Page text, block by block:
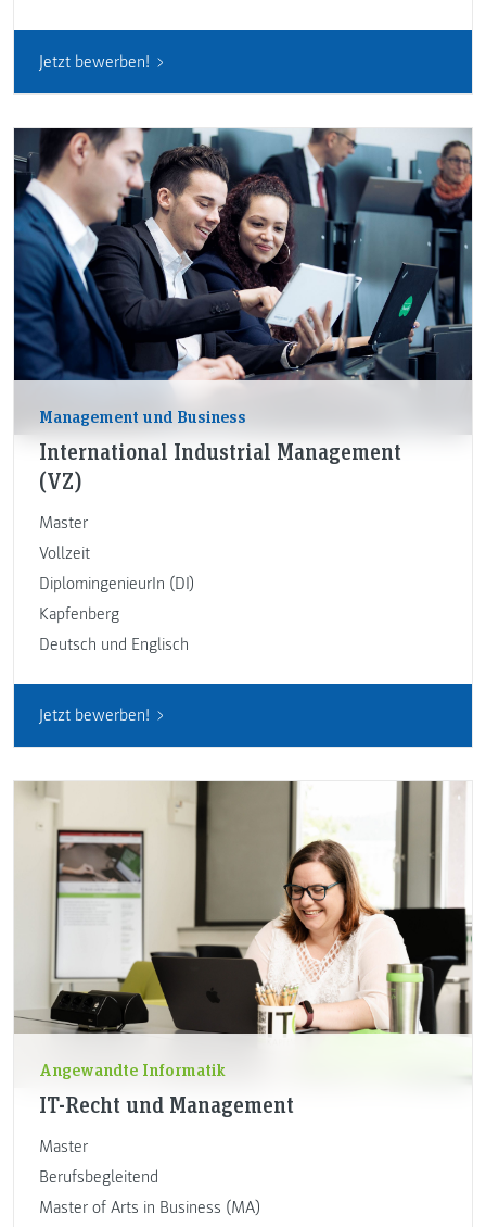
Jetzt bewerben!
Management und Business
International Industrial Management
(VZ)
Master
Vollzeit
DiplomingenieurIn (DI)
Kapfenberg
Deutsch und Englisch
Jetzt bewerben!
Angewandte Informatik
IT-Recht und Management
Master
Berufsbegleitend
Master of Arts in Business (MA)